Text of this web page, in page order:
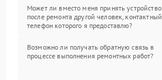
Может ли вместо меня принять устройство
после ремонта другой человек, контактный
телефон которого я предоставлю?
Возможно ли получать обратную связь в
процессе выполнения ремонтных работ?